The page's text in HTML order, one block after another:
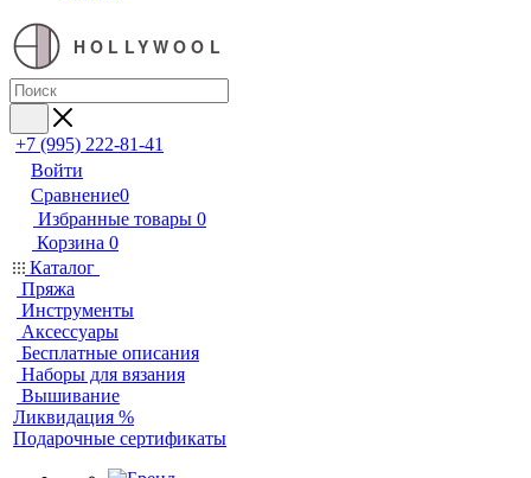
HOLLYWOOL
+7 (995) 222-81-41
Войти
Сравнение0
Избранные товары 0
Корзина 0
Каталог
Пряжа
Инструменты
Аксессуары
Бесплатные описания
Наборы для вязания
Вышивание
Ликвидация %
Подарочные сертификаты